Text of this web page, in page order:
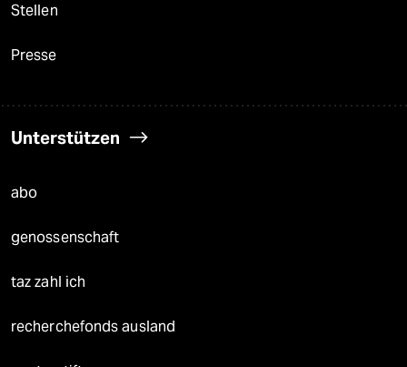
Stellen
Presse
Unterstützen
abo
genossenschaft
taz zahl ich
recherchefonds ausland